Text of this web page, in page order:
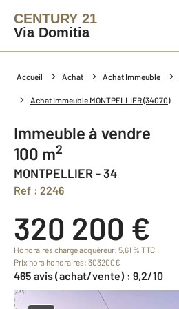
CENTURY 21
Via Domitia
Accueil Achat Achat Immeuble
Achat Immeuble MONTPELLIER (34070)
Immeuble à vendre
100 m2
MONTPELLIER - 34
Ref : 2246
320 200 €
Honoraires charge acquéreur: 5,61 % TTC
Prix hors honoraires: 303200€
465 avis (achat/vente) : 9,2/10